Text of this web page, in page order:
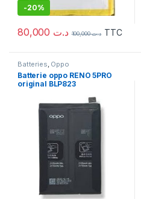
-20%
د.ت د.ت100,000 TTC
Batteries, Oppo
Batterie oppo RENO 5PRO
original BLP823